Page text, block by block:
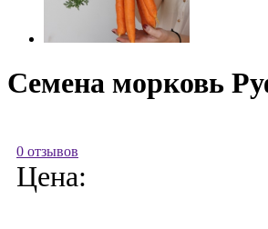
Семена морковь
0 отзывов
Цена: